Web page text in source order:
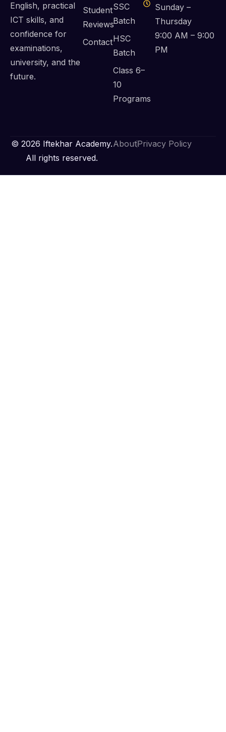
English, practical
ICT skills, and
confidence for
examinations,
university, and the
future.
Student
Reviews
Contact
SSC
Batch
HSC
Batch
Class 6–
10
Programs
Sunday –
Thursday
9:00 AM – 9:00
PM
© 2026 Iftekhar Academy.
All rights reserved.
AboutPrivacy Policy